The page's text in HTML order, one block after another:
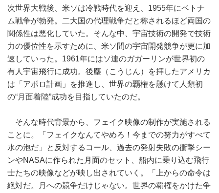
次世界大戦後、米ソは冷戦時代を迎え、1955年にベトナ
ム戦争が勃発。二大国の代理戦争だと称されるほど両国の
関係性は悪化していた。そんな中、宇宙技術の開発で技術
力の優位性を示すために、米ソ間の宇宙開発競争が更に加
速していった。1961年にはソ連のガガーリンが世界初の
有人宇宙飛行に成功。後塵（こうじん）を拝したアメリカ
は「アポロ計画」を推進し、世界の覇権を懸けて人類初
の“月面着陸”成功を目指していたのだ。
そんな時代背景から、フェイク映像の制作が実施される
ことに。「フェイクなんてやめろ！今までの努力がすべて
水の泡だ」と反対するコール、過去の発射失敗の衝撃シー
ンやNASAに作られた月面のセット、船内に乗り込む飛行
士たちの映像などが映し出されていく。「上からの命令は
絶対だ。月への競争だけじゃない。世界の覇権をかけた争